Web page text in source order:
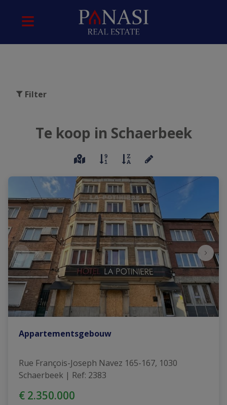
Filter
Te koop in Schaerbeek
Appartementsgebouw
Rue François-Joseph Navez 165-167, 1030
Schaerbeek | Ref: 2383
€ 2.350.000